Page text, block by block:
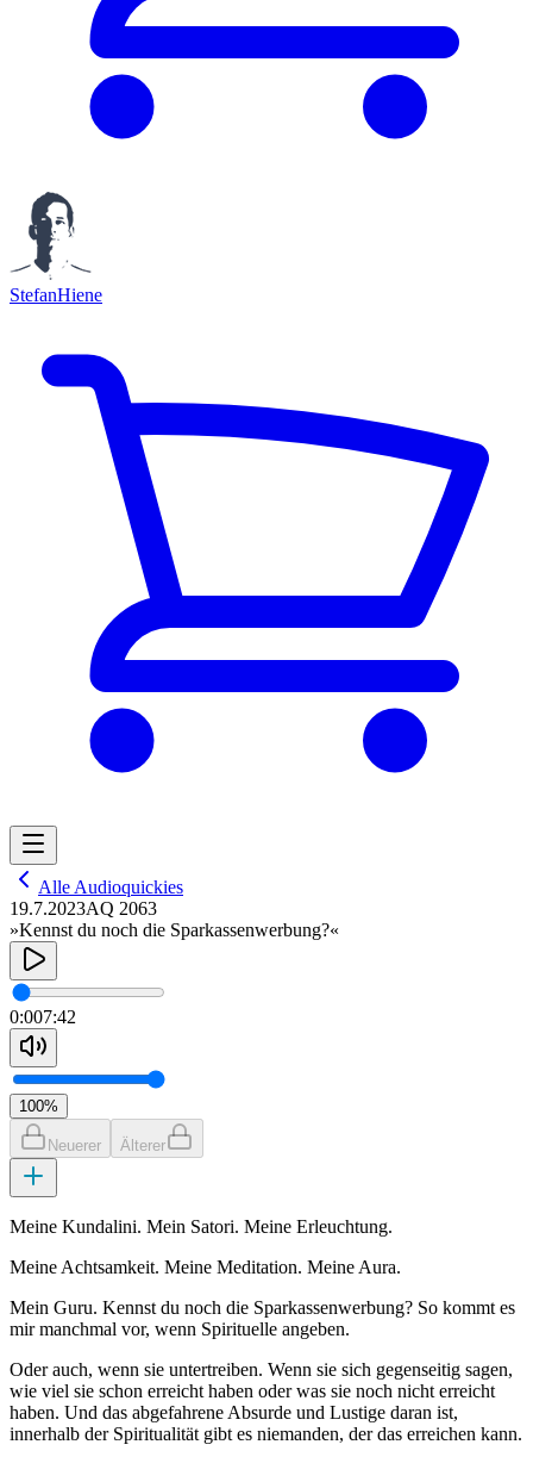
StefanHiene
Alle Audioquickies
19.7.2023AQ 2063
»Kennst du noch die Sparkassenwerbung?«
0:007:42
100%
Neuerer Älterer
Meine Kundalini. Mein Satori. Meine Erleuchtung.
Meine Achtsamkeit. Meine Meditation. Meine Aura.
Mein Guru. Kennst du noch die Sparkassenwerbung? So kommt es
mir manchmal vor, wenn Spirituelle angeben.
Oder auch, wenn sie untertreiben. Wenn sie sich gegenseitig sagen,
wie viel sie schon erreicht haben oder was sie noch nicht erreicht
haben. Und das abgefahrene Absurde und Lustige daran ist,
innerhalb der Spiritualität gibt es niemanden, der das erreichen kann.